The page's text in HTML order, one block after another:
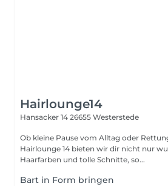
Hairlounge14
Hansacker 14 26655 Westerstede
Ob kleine Pause vom Alltag oder
Hairlounge 14 bieten wir dir nicht nur
Haarfarben und tolle Schnitte, so...
Bart in Form bringen